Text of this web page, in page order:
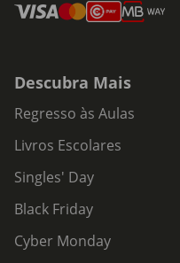
Descubra Mais
Regresso às Aulas
Livros Escolares
Singles' Day
Black Friday
Cyber Monday